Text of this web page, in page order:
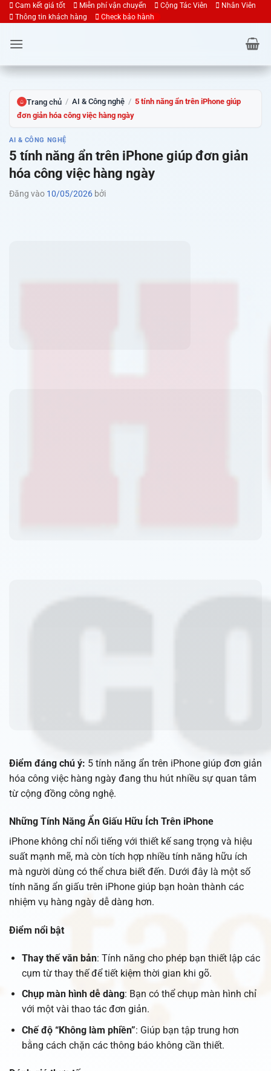
Bỏ
qua
nội
dung
Cam kết giá tốt Miễn phí vận chuyển Cộng Tác Viên
Nhân Viên
Thông tin khách hàng
Check bảo hành
⌂ Trang chủ / AI & Công nghệ / 5 tính năng ẩn trên iPhone giúp
đơn giản hóa công việc hàng ngày
AI & CÔNG NGHỆ
5 tính năng ẩn trên iPhone giúp đơn giản
hóa công việc hàng ngày
Đăng vào 10/05/2026 bởi
Điểm đáng chú ý: 5 tính năng ẩn trên iPhone giúp đơn giản
hóa công việc hàng ngày đang thu hút nhiều sự quan tâm
từ cộng đồng công nghệ.
Những Tính Năng Ẩn Giấu Hữu Ích Trên iPhone
iPhone không chỉ nổi tiếng với thiết kế sang trọng và hiệu
suất mạnh mẽ, mà còn tích hợp nhiều tính năng hữu ích
mà người dùng có thể chưa biết đến. Dưới đây là một số
tính năng ẩn giấu trên iPhone giúp bạn hoàn thành các
nhiệm vụ hàng ngày dễ dàng hơn.
Điểm nổi bật
Thay thế văn bản: Tính năng cho phép bạn thiết lập các
cụm từ thay thế để tiết kiệm thời gian khi gõ.
Chụp màn hình dễ dàng: Bạn có thể chụp màn hình chỉ
với một vài thao tác đơn giản.
Chế độ “Không làm phiền”: Giúp bạn tập trung hơn
bằng cách chặn các thông báo không cần thiết.